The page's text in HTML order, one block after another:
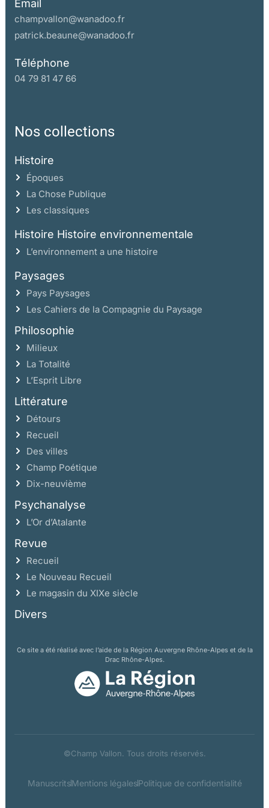
Email
champvallon@wanadoo.fr
patrick.beaune@wanadoo.fr
Téléphone
04 79 81 47 66
Nos collections
Histoire
Époques
La Chose Publique
Les classiques
Histoire Histoire environnementale
L’environnement a une histoire
Paysages
Pays Paysages
Les Cahiers de la Compagnie du Paysage
Philosophie
Milieux
La Totalité
L’Esprit Libre
Littérature
Détours
Recueil
Des villes
Champ Poétique
Dix-neuvième
Psychanalyse
L’Or d’Atalante
Revue
Recueil
Le Nouveau Recueil
Le magasin du XIXe siècle
Divers
Ce site a été réalisé avec l’aide de la Région Auvergne Rhône-Alpes et de la
Drac Rhône-Alpes.
©Champ Vallon. Tous droits réservés.
ManuscritsMentions légalesPolitique de confidentialité